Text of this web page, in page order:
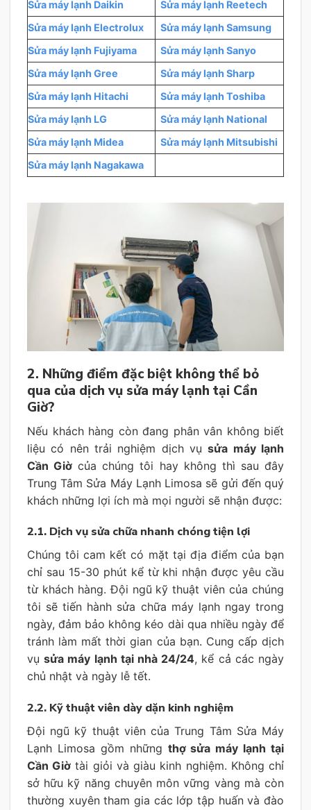
Sửa máy lạnh Daikin
Sửa máy lạnh Reetech
Sửa máy lạnh Electrolux
Sửa máy lạnh Samsung
Sửa máy lạnh Fujiyama
Sửa máy lạnh Sanyo
Sửa máy lạnh Gree
Sửa máy lạnh Sharp
Sửa máy lạnh Hitachi
Sửa máy lạnh Toshiba
Sửa máy lạnh LG
Sửa máy lạnh National
Sửa máy lạnh Midea
Sửa máy lạnh Mitsubishi
Sửa máy lạnh Nagakawa
2. Những điểm đặc biệt không thể bỏ
qua của dịch vụ sửa máy lạnh tại Cần
Giờ?
Nếu khách hàng còn đang phân vân không biết
liệu có nên trải nghiệm dịch vụsửa máy lạnh
Cần Giờ của chúng tôi hay không thì sau đây
Trung Tâm Sửa Máy Lạnh Limosa sẽ gửi đến quý
khách những lợi ích mà mọi người sẽ nhận được:
2.1. Dịch vụ sửa chữa nhanh chóng tiện lợi
Chúng tôi cam kết có mặt tại địa điểm của bạn
chỉ sau 15-30 phút kể từ khi nhận được yêu cầu
từ khách hàng. Đội ngũ kỹ thuật viên của chúng
tôi sẽ tiến hành sửa chữa máy lạnh ngay trong
ngày, đảm bảo không kéo dài qua nhiều ngày để
tránh làm mất thời gian của bạn. Cung cấp dịch
vụsửa máy lạnh tại nhà 24/24, kể cả các ngày
chủ nhật và ngày lễ tết.
2.2. Kỹ thuật viên dày dặn kinh nghiệm
Đội ngũ kỹ thuật viên của Trung Tâm Sửa Máy
Lạnh Limosa gồm những thợ sửa máy lạnh tại
Cần Giờ tài giỏi và giàu kinh nghiệm. Không chỉ
sở hữu kỹ năng chuyên môn vững vàng mà còn
thường xuyên tham gia các lớp tập huấn và đào